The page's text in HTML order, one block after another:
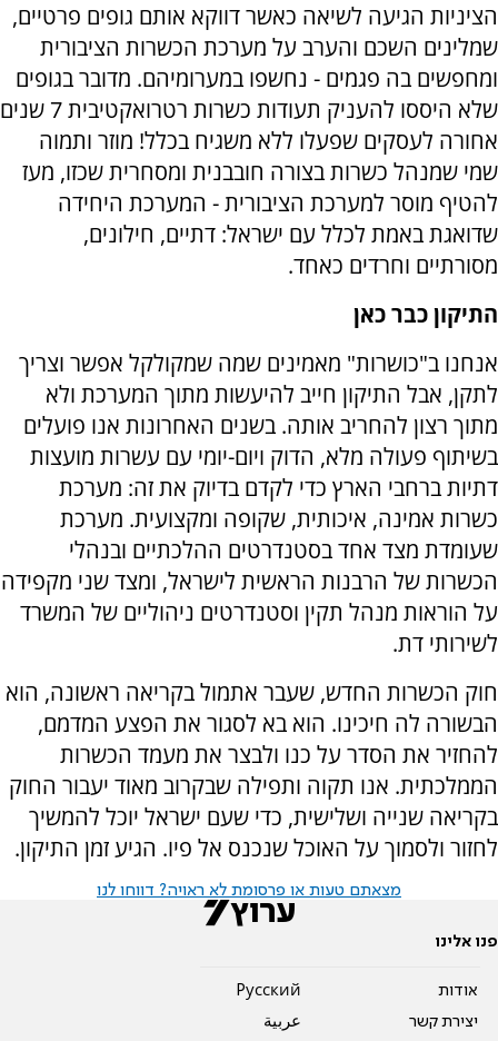
הציניות הגיעה לשיאה כאשר דווקא אותם גופים פרטיים,
שמלינים השכם והערב על מערכת הכשרות הציבורית
ומחפשים בה פגמים - נחשפו במערומיהם. מדובר בגופים
שלא היססו להעניק תעודות כשרות רטרואקטיבית 7 שנים
אחורה לעסקים שפעלו ללא משגיח בכלל! מוזר ותמוה
שמי שמנהל כשרות בצורה חובבנית ומסחרית שכזו, מעז
להטיף מוסר למערכת הציבורית - המערכת היחידה
שדואגת באמת לכלל עם ישראל: דתיים, חילונים,
מסורתיים וחרדים כאחד.
התיקון כבר כאן
אנחנו ב"כושרות" מאמינים שמה שמקולקל אפשר וצריך
לתקן, אבל התיקון חייב להיעשות מתוך המערכת ולא
מתוך רצון להחריב אותה. בשנים האחרונות אנו פועלים
בשיתוף פעולה מלא, הדוק ויום-יומי עם עשרות מועצות
דתיות ברחבי הארץ כדי לקדם בדיוק את זה: מערכת
כשרות אמינה, איכותית, שקופה ומקצועית. מערכת
שעומדת מצד אחד בסטנדרטים ההלכתיים ובנהלי
הכשרות של הרבנות הראשית לישראל, ומצד שני מקפידה
על הוראות מנהל תקין וסטנדרטים ניהוליים של המשרד
לשירותי דת.
חוק הכשרות החדש, שעבר אתמול בקריאה ראשונה, הוא
הבשורה לה חיכינו. הוא בא לסגור את הפצע המדמם,
להחזיר את הסדר על כנו ולבצר את מעמד הכשרות
הממלכתית. אנו תקוה ותפילה שבקרוב מאוד יעבור החוק
בקריאה שנייה ושלישית, כדי שעם ישראל יוכל להמשיך
לחזור ולסמוך על האוכל שנכנס אל פיו. הגיע זמן התיקון.
מצאתם טעות או פרסומת לא ראויה? דווחו לנו
פנו אלינו
אודות
יצירת קשר
Pусский
عربية